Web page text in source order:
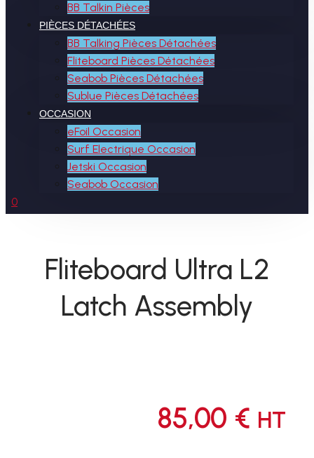
BB Talkin Pièces
PIÈCES DÉTACHÉES
BB Talking Pièces Détachées
Fliteboard Pièces Détachées
Seabob Pièces Détachées
Sublue Pièces Détachées
OCCASION
eFoil Occasion
Surf Electrique Occasion
Jetski Occasion
Seabob Occasion
0
Fliteboard Ultra L2
Latch Assembly
85,00 € HT